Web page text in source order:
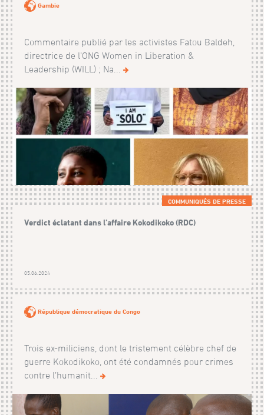
Gambie
Commentaire publié par les activistes Fatou Baldeh,
directrice de l’ONG Women in Liberation &
Leadership (WILL) ; Na...
COMMUNIQUÉS DE PRESSE
Verdict éclatant dans l’affaire Kokodikoko (RDC)
05.06.2024
République démocratique du Congo
Trois ex-miliciens, dont le tristement célèbre chef de
guerre Kokodikoko, ont été condamnés pour crimes
contre l’humanit...